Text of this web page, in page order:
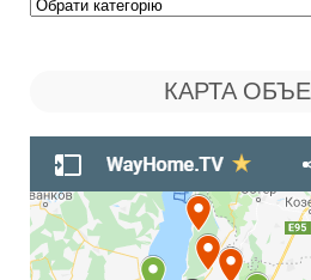
Поиск
КАРТА